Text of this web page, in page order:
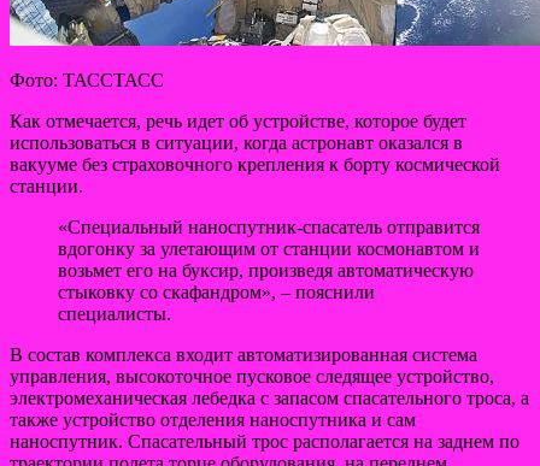
Фото: ТАССТАСС
Как отмечается, речь идет об устройстве, которое будет
использоваться в ситуации, когда астронавт оказался в
вакууме без страховочного крепления к борту космической
станции.
«Специальный наноспутник-спасатель отправится
вдогонку за улетающим от станции космонавтом и
возьмет его на буксир, произведя автоматическую
стыковку со скафандром», – пояснили
специалисты.
В состав комплекса входит автоматизированная система
управления, высокоточное пусковое следящее устройство,
электромеханическая лебедка с запасом спасательного троса, а
также устройство отделения наноспутника и сам
наноспутник. Спасательный трос располагается на заднем по